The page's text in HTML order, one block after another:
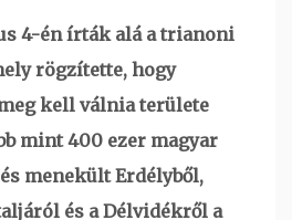
4-én írták alá a trianoni
rögzítette, hogy
kell válnia területe
mint 400 ezer magyar
menekült Erdélyből,
és a Délvidékről a